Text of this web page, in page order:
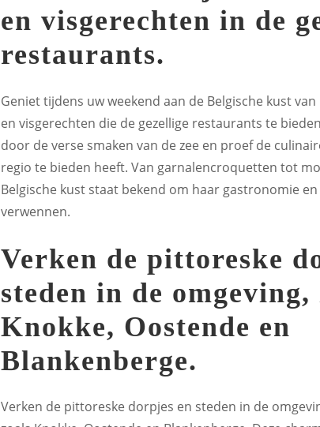
en visgerechten in de
restaurants.
Geniet tijdens uw weekend aan de Belgische kust
en visgerechten die de gezellige restaurants te
door de verse smaken van de zee en proef de
regio te bieden heeft. Van garnalencroquetten tot
Belgische kust staat bekend om haar gastronomie
verwennen.
Verken de pittoreske
steden in de omgeving,
Knokke, Oostende en
Blankenberge.
Verken de pittoreske dorpjes en steden in de